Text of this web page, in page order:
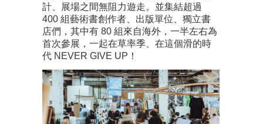
計、展場之間無阻力遊走。並集結超過
400 組藝術書創作者、出版單位、獨立書
店們，其中有 80 組來自海外，一半左右為
首次參展，一起在草率季、在這個滑的時
代 NEVER GIVE UP！